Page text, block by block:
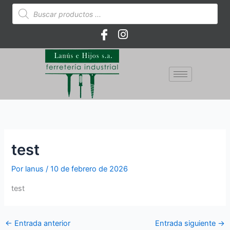
Búsqueda
de
productos
test
Por lanus/10 de febrero de 2026
test
← Entrada anterior Entrada siguiente →